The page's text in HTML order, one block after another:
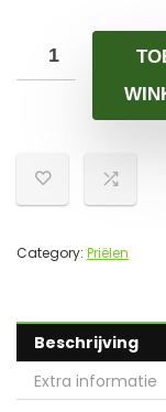
Category: Priëlen
Beschrijving
Extra informatie